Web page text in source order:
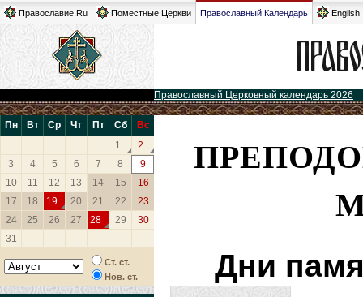
Православие.Ru Поместные Церкви Православный Календарь English
Православный Церковный календарь 2026
Пн Вт Ср Чт Пт Сб
Вс
1
2
3
4 5 6 7 8
9
10
11 12 13 14 15
16
17
18 19 20 21 22
23
24
25 26 27 28 29
30
31
Ст. ст.
Нов. ст.
Дни